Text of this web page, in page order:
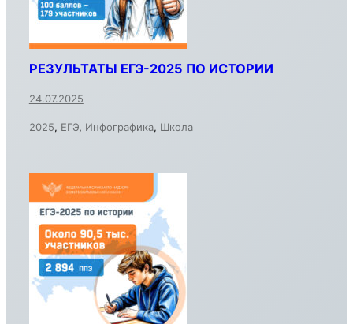
РЕЗУЛЬТАТЫ ЕГЭ-2025 ПО ИСТОРИИ
24.07.2025
2025, ЕГЭ, Инфографика, Школа